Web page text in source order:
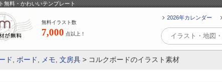
無料・かわいいテンプレート
無料イラスト数
7,000 点以上！
2026年カレンダー
ド ボード メモ 文房具 > コルクボードのイラスト素材